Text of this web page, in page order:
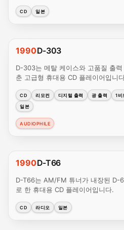
CD 일본
1990D-303
D-303는 메탈 케이스와 고품질 출
춘 고급형 휴대용 CD 플레이어입니
CD 리모컨 디지털 출력 광 출력
1비
일본
AUDIOPHILE
1990D-T66
D-T66는 AM/FM 튜너가 내장된 D-
로 한 휴대용 CD 플레이어입니다.
CD 라디오 일본